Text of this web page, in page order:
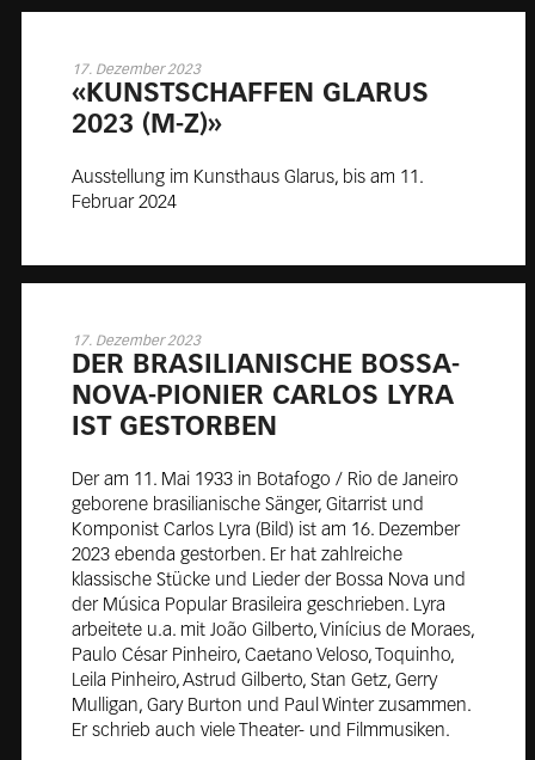
17. Dezember 2023
«KUNSTS­CHAF­FEN GLA­RUS
2023 (M-Z)»
Ausstellung im Kunsthaus Glarus, bis am 11.
Februar 2024
17. Dezember 2023
DER BRA­SI­LIA­NI­SCHE BOS­SA-
NO­VA-PIO­NIER CAR­LOS LY­RA
IST GE­STOR­BEN
Der am 11. Mai 1933 in Botafogo / Rio de Janeiro
geborene brasilianische Sänger, Gitarrist und
Komponist Carlos Lyra (Bild) ist am 16. Dezember
2023 ebenda gestorben. Er hat zahlreiche
klassische Stücke und Lieder der Bossa Nova und
der Música Popular Brasileira geschrieben. Lyra
arbeitete u.a. mit João Gilberto, Vinícius de Moraes,
Paulo César Pinheiro, Caetano Veloso, Toquinho,
Leila Pinheiro, Astrud Gilberto, Stan Getz, Gerry
Mulligan, Gary Burton und Paul Winter zusammen.
Er schrieb auch viele Theater- und Filmmusiken.